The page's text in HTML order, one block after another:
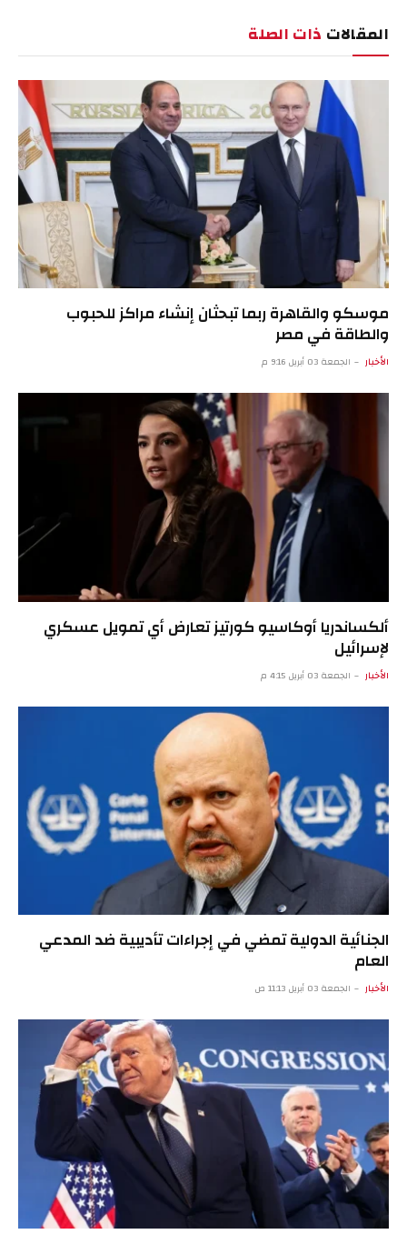
المقالات ذات الصلة
موسكو والقاهرة ربما تبحثان إنشاء مراكز للحبوب
والطاقة في مصر
الأخبار الجمعة 03 أبريل 9:16 م
ألكساندريا أوكاسيو كورتيز تعارض أي تمويل عسكري
لإسرائيل
الأخبار الجمعة 03 أبريل 4:15 م
الجنائية الدولية تمضي في إجراءات تأديبية ضد المدعي
العام
الأخبار الجمعة 03 أبريل 11:13 ص